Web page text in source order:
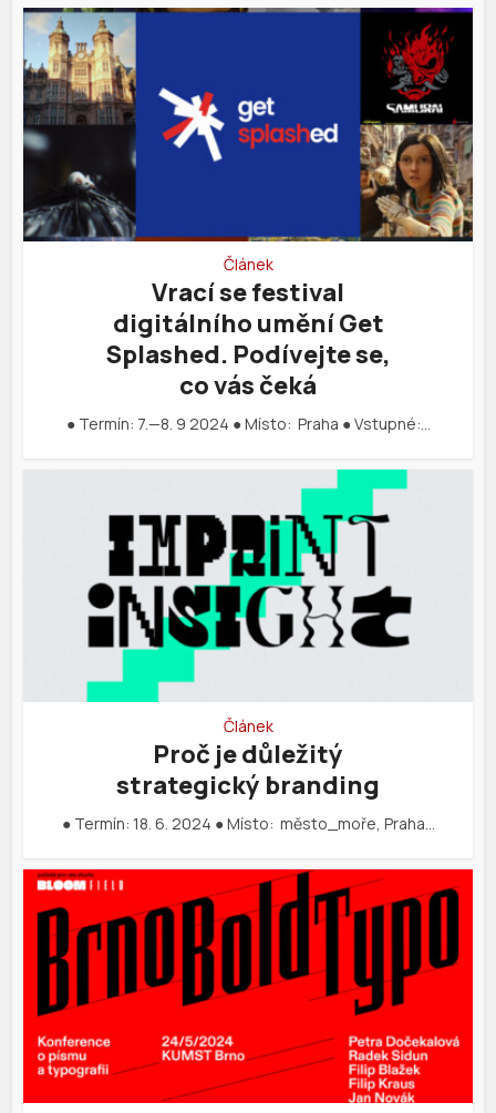
Článek
Vrací se festival
digitálního umění Get
Splashed. Podívejte se,
co vás čeká
● Termín: 7.—8. 9 2024 ● Místo: Praha ● Vstupné:…
Článek
Proč je důležitý
strategický branding
● Termín: 18. 6. 2024 ● Místo: město_moře, Praha…